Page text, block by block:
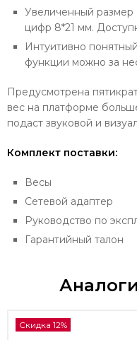
Увеличенный размер
цифр 8*21 мм.
Интуитивно
функции можно за
Предусмотрена
вес на платформе
подаст звуковой и
Комплект поставки:
Весы
Сетевой адаптер
Руководство по
Гарантийный талон
Скидка 12%